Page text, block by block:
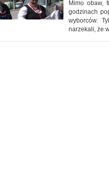
Mimo obaw,
godzinach
wyborców.
narzekali, że